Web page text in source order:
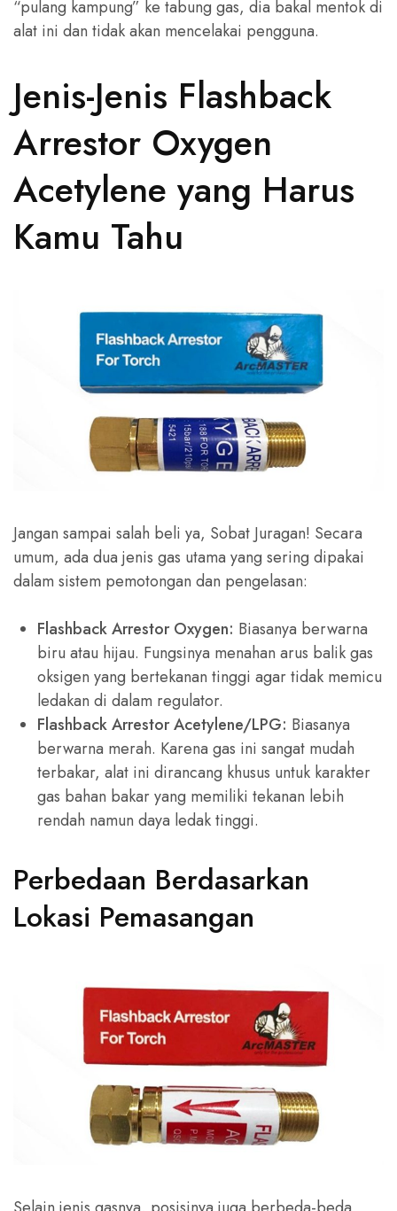
“pulang kampung” ke tabung gas, dia bakal mentok di
alat ini dan tidak akan mencelakai pengguna.
Jenis-Jenis Flashback
Arrestor Oxygen
Acetylene yang Harus
Kamu Tahu
Jangan sampai salah beli ya, Sobat Juragan! Secara
umum, ada dua jenis gas utama yang sering dipakai
dalam sistem pemotongan dan pengelasan:
Flashback Arrestor Oxygen: Biasanya berwarna
biru atau hijau. Fungsinya menahan arus balik gas
oksigen yang bertekanan tinggi agar tidak memicu
ledakan di dalam regulator.
Flashback Arrestor Acetylene/LPG: Biasanya
berwarna merah. Karena gas ini sangat mudah
terbakar, alat ini dirancang khusus untuk karakter
gas bahan bakar yang memiliki tekanan lebih
rendah namun daya ledak tinggi.
Perbedaan Berdasarkan
Lokasi Pemasangan